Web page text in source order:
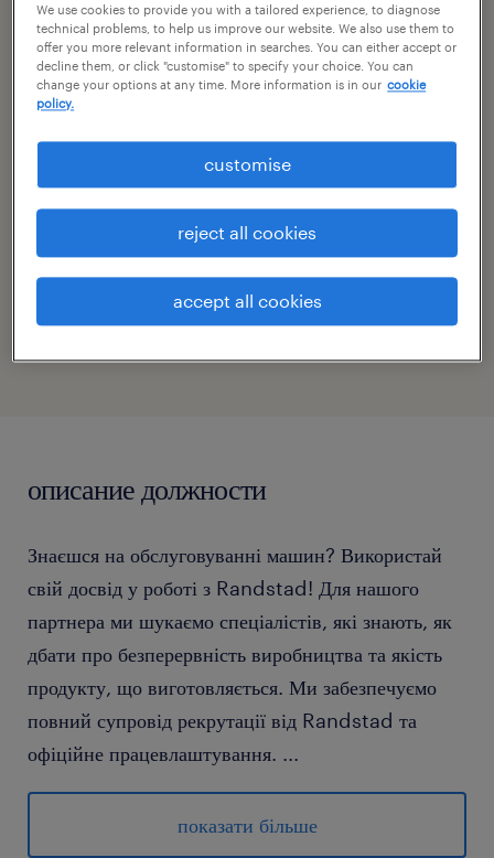
szczecin, zachodniopomorskie
тимчасовий
pełen etat
номер посилання
46949143
описание должности
Знаєшся на обслуговуванні машин? Використай
свій досвід у роботі з Randstad! Для нашого
партнера ми шукаємо спеціалістів, які знають, як
дбати про безперервність виробництва та якість
продукту, що виготовляється. Ми забезпечуємо
повний супровід рекрутації від Randstad та
офіційне працевлаштування. ...
Оберіть зручний для Вас спосіб зв'язку: швидкий
месенджер (WhatsApp/Viber) або традиційний
дзвінок.
показати більше
We use cookies to provide you with a tailored experience, to diagnose
technical problems, to help us improve our website. We also use them to
offer you more relevant information in searches. You can either accept or
decline them, or click "customise" to specify your choice. You can
change your options at any time. More information is in our cookie
policy.
accept all cookies
reject all cookies
customise